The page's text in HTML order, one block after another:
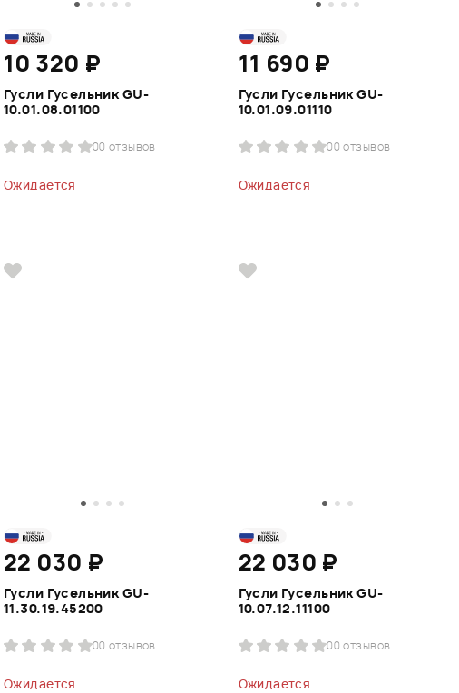
10 320 ₽
Гусли Гусельник GU-
10.01.08.01100
00 отзывов
Ожидается
11 690 ₽
Гусли Гусельник GU-
10.01.09.01110
00 отзывов
Ожидается
22 030 ₽
Гусли Гусельник GU-
11.30.19.45200
00 отзывов
Ожидается
22 030 ₽
Гусли Гусельник GU-
10.07.12.11100
00 отзывов
Ожидается